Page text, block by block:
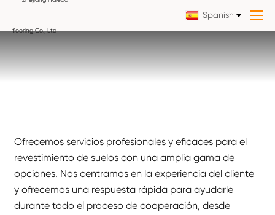
Spanish
Ofrecemos servicios profesionales y eficaces para el
revestimiento de suelos con una amplia gama de
opciones. Nos centramos en la experiencia del cliente
y ofrecemos una respuesta rápida para ayudarle
durante todo el proceso de cooperación, desde